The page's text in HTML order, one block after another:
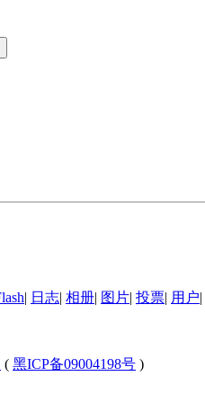
| 日志| 相册| 图片| 投票| 用户|
( 黑ICP备09004198号 )